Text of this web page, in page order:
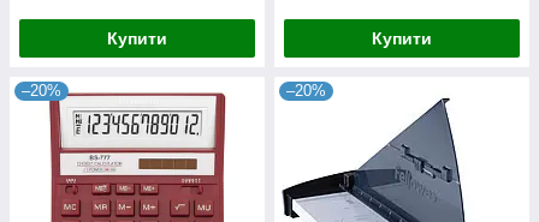
Купити Купити
–20% –20%